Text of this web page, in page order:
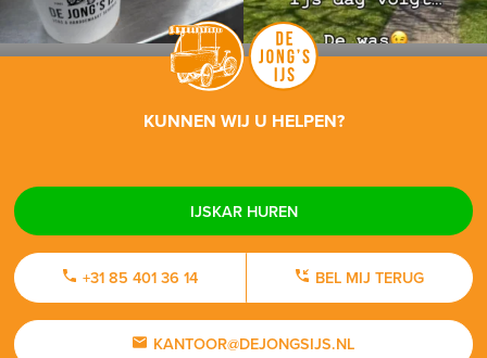
KUNNEN WIJ U HELPEN?
IJSKAR HUREN
+31 85 401 36 14 BEL MIJ TERUG
KANTOOR@DEJONGSIJS.NL